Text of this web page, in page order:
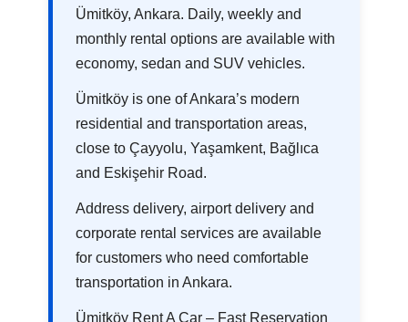
Ümitköy, Ankara. Daily, weekly and
monthly rental options are available with
economy, sedan and SUV vehicles.
Ümitköy is one of Ankara’s modern
residential and transportation areas,
close to Çayyolu, Yaşamkent, Bağlıca
and Eskişehir Road.
Address delivery, airport delivery and
corporate rental services are available
for customers who need comfortable
transportation in Ankara.
Ümitköy Rent A Car – Fast Reservation